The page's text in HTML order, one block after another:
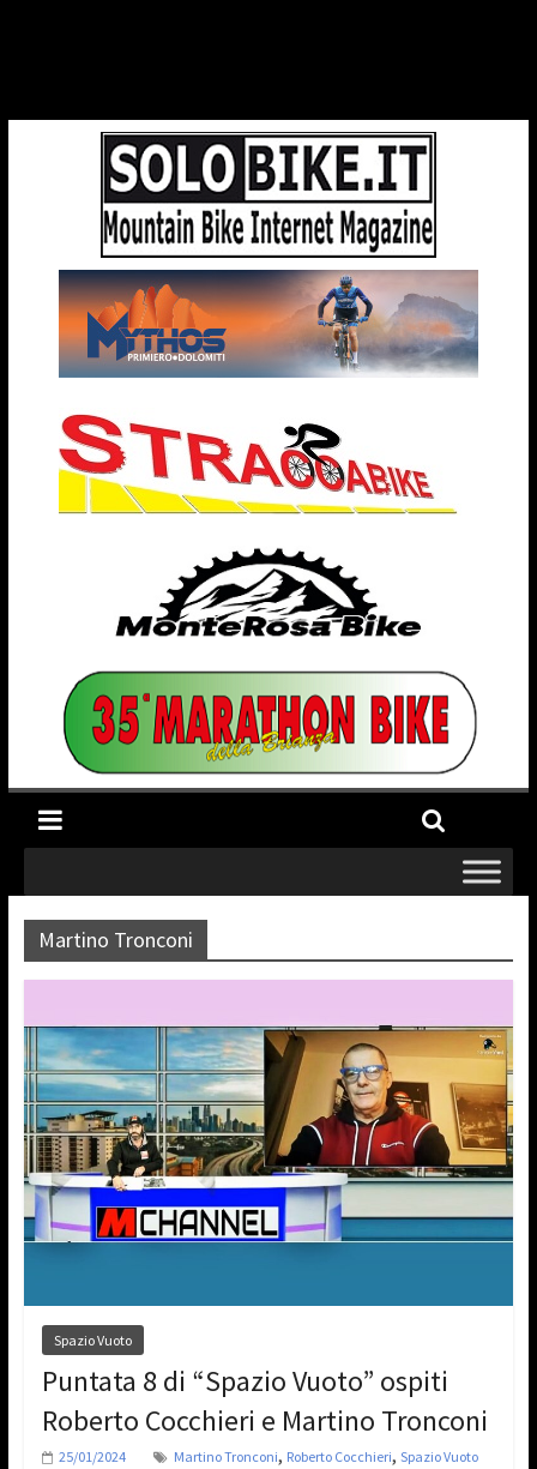
Martino Tronconi
Spazio Vuoto
Puntata 8 di “Spazio Vuoto” ospiti
Roberto Cocchieri e Martino Tronconi
25/01/2024 Martino Tronconi, Roberto Cocchieri, Spazio Vuoto